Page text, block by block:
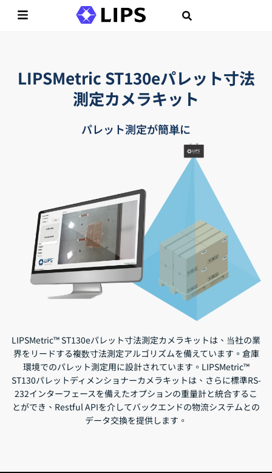
LIPSMetric ST130eパレット寸法
測定カメラキット
パレット測定が簡単に
LIPSMetric™ ST130eパレット寸法測定カメラキットは、当社の業
界をリードする複数寸法測定アルゴリズムを備えています。倉庫
環境でのパレット測定用に設計されています。LIPSMetric™
ST130パレットディメンショナーカメラキットは、さらに標準RS-
232インターフェースを備えたオプションの重量計と統合するこ
とができ、Restful APIを介してバックエンドの物流システムとの
データ交換を提供します。